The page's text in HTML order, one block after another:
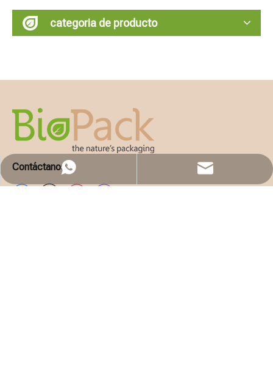
categoria de producto
Contáctanos